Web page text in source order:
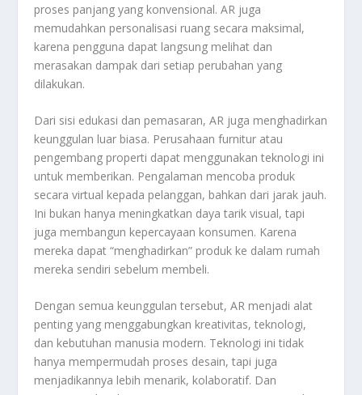
proses panjang yang konvensional. AR juga
memudahkan personalisasi ruang secara maksimal,
karena pengguna dapat langsung melihat dan
merasakan dampak dari setiap perubahan yang
dilakukan.
Dari sisi edukasi dan pemasaran, AR juga menghadirkan
keunggulan luar biasa. Perusahaan furnitur atau
pengembang properti dapat menggunakan teknologi ini
untuk memberikan. Pengalaman mencoba produk
secara virtual kepada pelanggan, bahkan dari jarak jauh.
Ini bukan hanya meningkatkan daya tarik visual, tapi
juga membangun kepercayaan konsumen. Karena
mereka dapat “menghadirkan” produk ke dalam rumah
mereka sendiri sebelum membeli.
Dengan semua keunggulan tersebut, AR menjadi alat
penting yang menggabungkan kreativitas, teknologi,
dan kebutuhan manusia modern. Teknologi ini tidak
hanya mempermudah proses desain, tapi juga
menjadikannya lebih menarik, kolaboratif. Dan